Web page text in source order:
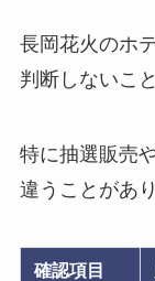
長岡花火のホ
判断しないこ
特に抽選販売
違うことがあ
確認項目